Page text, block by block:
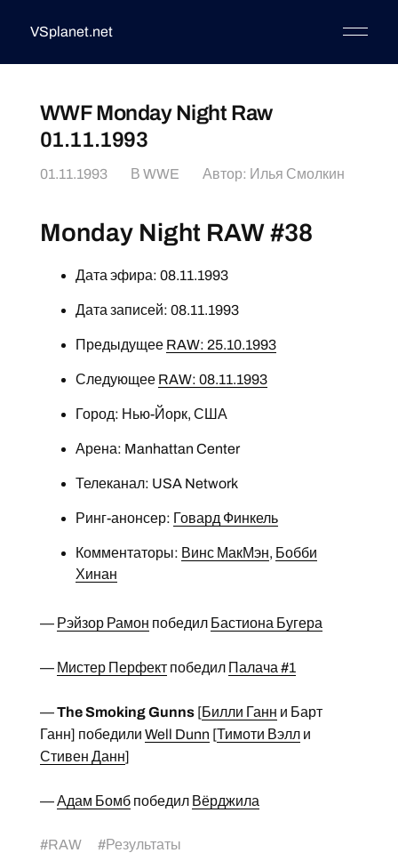
VSplanet.net
WWF Monday Night Raw
01.11.1993
01.11.1993 В WWE Автор: Илья Смолкин
Monday Night RAW #38
Дата эфира: 08.11.1993
Дата записей: 08.11.1993
Предыдущее RAW: 25.10.1993
Следующее RAW: 08.11.1993
Город: Нью-Йорк, США
Арена: Manhattan Center
Телеканал: USA Network
Ринг-анонсер: Говард Финкель
Комментаторы: Винс МакМэн, Бобби
Хинан
— Рэйзор Рамон победил Бастиона Бугера
— Мистер Перфектпобедил Палача #1
—The Smoking Gunns[Билли Ганн и Барт
Ганн] победили Well Dunn [Тимоти Вэлли
Стивен Данн]
—Адам Бомбпобедил Вёрджила
#RAW #Результаты